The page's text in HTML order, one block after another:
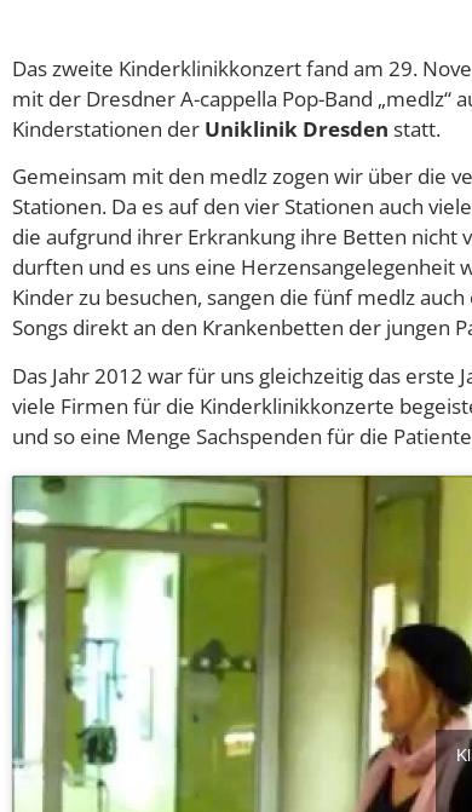
Das zweite Kinderklinikkonzert fand am 29.
mit der Dresdner A-cappella Pop-Band „medlz“
Kinderstationen der Uniklinik Dresden statt.
Gemeinsam mit den medlz zogen wir über die
Stationen. Da es auf den vier Stationen auch
die aufgrund ihrer Erkrankung ihre Betten nicht
durften und es uns eine Herzensangelegenheit
Kinder zu besuchen, sangen die fünf medlz
Songs direkt an den Krankenbetten der jungen
Das Jahr 2012 war für uns gleichzeitig das erste
viele Firmen für die Kinderklinikkonzerte
und so eine Menge Sachspenden für die